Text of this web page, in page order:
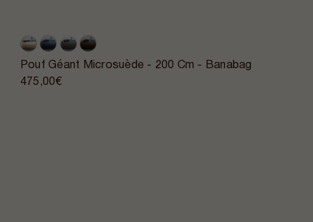
Pouf Géant Microsuède - 200 Cm - Banabag
475,00€